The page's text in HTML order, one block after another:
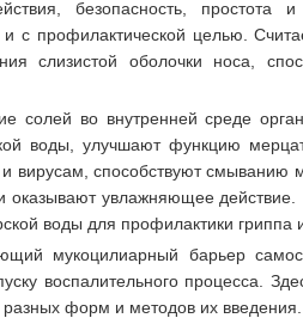
безопасность,
с профилактической целью.
слизистой оболочки носа,
солей во внутренней среде
воды, улучшают функцию
и вирусам, способствуют
оказывают увлажняющее
воды для профилактики
мукоцилиарный барьер
воспалительного процесса.
форм и методов их введения.